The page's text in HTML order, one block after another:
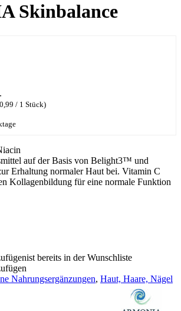
Skinbalance
0,99 / 1 Stück)
auf der Basis von Belight3™ und
Erhaltung normaler Haut bei. Vitamin C
Kollagenbildung für eine normale Funktion
ist bereits in der Wunschliste
Nahrungsergänzungen, Haut, Haare, Nägel